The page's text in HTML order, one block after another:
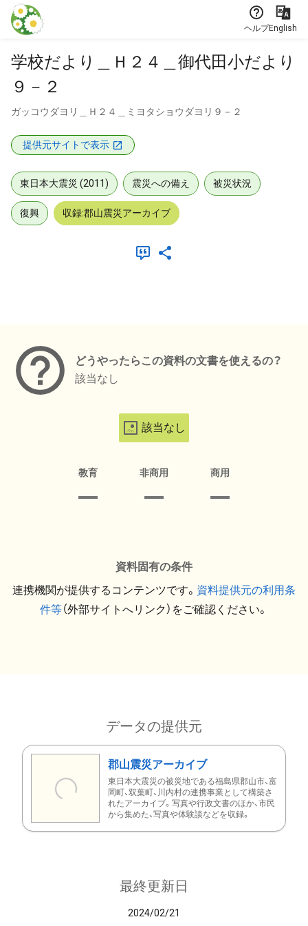
本文に飛ぶ
ヘルプEnglish
学校だより＿Ｈ２４＿御代田小だより
９－２
ガッコウダヨリ＿Ｈ２４＿ミヨタショウダヨリ９－２
提供元サイトで表示
東日本大震災 (2011) 震災への備え 被災状況
復興 収録:郡山震災アーカイブ
どうやったらこの資料の文書を使えるの？
該当なし
該当なし
教育 非商用 商用
資料固有の条件
連携機関が提供するコンテンツです。 資料提供元の利用条
件等（外部サイトへリンク）をご確認ください。
データの提供元
郡山震災アーカイブ
東日本大震災の被災地である福島県郡山市、富
岡町、双葉町、川内村の連携事業として構築さ
れたアーカイブ。写真や行政文書のほか、市民
から集めた、写真や体験談などを収録。
最終更新日
2024/02/21